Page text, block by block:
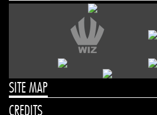
SITE MAP
CREDITS